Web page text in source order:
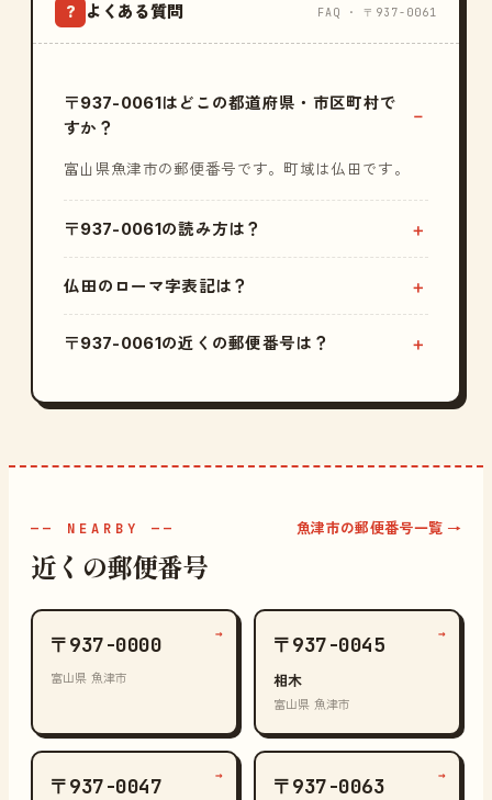
? よくある質問 FAQ · 〒937-0061
〒937-0061はどこの都道府県・市区町村で
すか？
富山県魚津市の郵便番号です。町域は仏田です。
〒937-0061の読み方は？
仏田のローマ字表記は？
〒937-0061の近くの郵便番号は？
—— NEARBY ——
近くの郵便番号
魚津市の郵便番号一覧 →
〒937-0000
富山県 魚津市
→ 〒937-0045
相木
富山県 魚津市
→
〒937-0047 → 〒937-0063 →